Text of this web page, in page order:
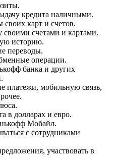
кредита наличными.
своих карт и счетов.
счетами и картами.
историю.
переводы.
операции.
банка и других
платежи, мобильную связь,
в долларах и евро.
Мобайл.
с сотрудниками
участвовать в